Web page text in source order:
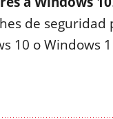
de seguridad
10 o Windows